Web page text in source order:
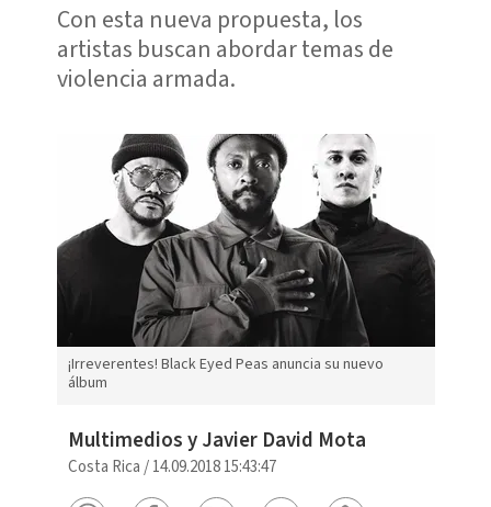
Con esta nueva propuesta, los
artistas buscan abordar temas de
violencia armada.
¡Irreverentes! Black Eyed Peas anuncia su nuevo
álbum
Multimedios y Javier David Mota
Costa Rica /14.09.2018 15:43:47